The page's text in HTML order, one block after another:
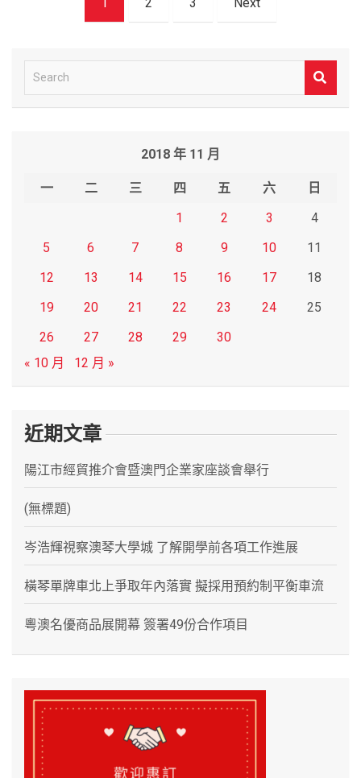
e
2018 年 11 月
一 二 三 四 五 六
日
1
2 3
4
5
6 7 8 9 10
11
12
13 14 15 16 17
18
19
20 21 22 23 24
25
26
27 28 29
30
« 10 月
12 月 »
近期文章
陽江市經貿推介會暨澳門企業家座談會舉行
(無標題)
岑浩輝視察澳琴大學城 了解開學前各項工作進展
橫琴單牌車北上爭取年內落實 擬採用預約制平衡車流
粵澳名優商品展開幕 簽署49份合作項目